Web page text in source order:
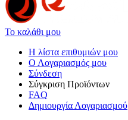
Το καλάθι μου
Η λίστα επιθυμιών μου
Ο Λογαριασμός μου
Σύνδεση
Σύγκριση Προϊόντων
FAQ
Δημιουργία Λογαριασμού